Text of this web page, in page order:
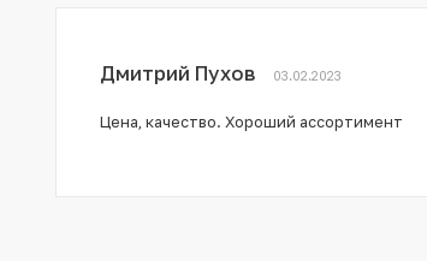
Дмитрий Пухов 03.02.2023
Цена, качество. Хороший ассортимент